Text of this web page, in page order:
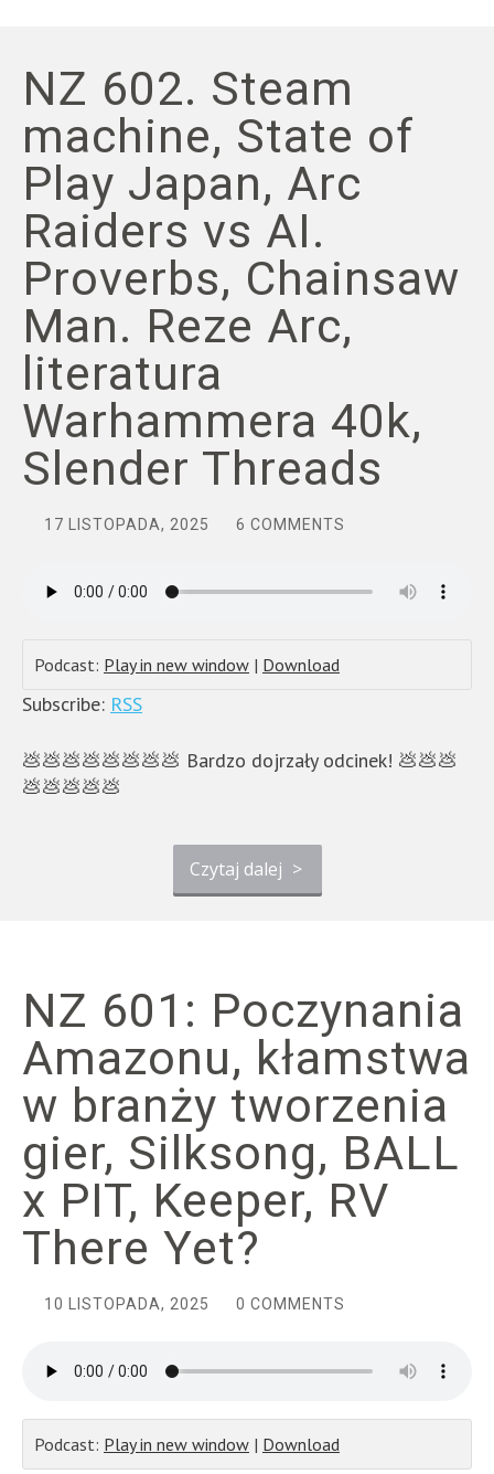
NZ 602. Steam
machine, State of
Play Japan, Arc
Raiders vs AI.
Proverbs, Chainsaw
Man. Reze Arc,
literatura
Warhammera 40k,
Slender Threads
17 LISTOPADA, 2025 6 COMMENTS
Podcast: Play in new window | Download
Subscribe: RSS
💩💩💩💩💩💩💩💩 Bardzo dojrzały odcinek! 💩💩💩
💩💩💩💩💩
Czytaj dalej >
NZ 601: Poczynania
Amazonu, kłamstwa
w branży tworzenia
gier, Silksong, BALL
x PIT, Keeper, RV
There Yet?
10 LISTOPADA, 2025 0 COMMENTS
Podcast: Play in new window | Download